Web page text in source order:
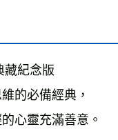
查看運費
藏紀念版
的必備經典，
心靈充滿善意。